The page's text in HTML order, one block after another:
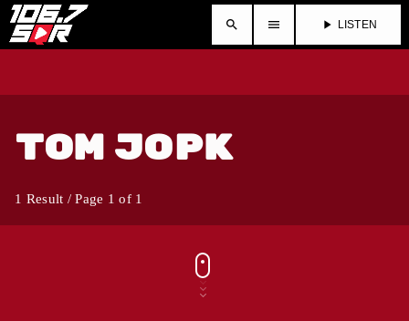
search menu play_arrow LISTEN
ТОМ ЈОРК
1 Result / Page 1 of 1